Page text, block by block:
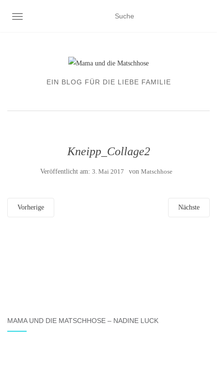
NAVIGATION EIN-/AUSSCHALTEN
EIN BLOG FÜR DIE LIEBE FAMILIE
Kneipp_Collage2
Veröffentlicht am: 3. Mai 2017 von Matschhose
Vorherige Nächste
MAMA UND DIE MATSCHHOSE – NADINE LUCK